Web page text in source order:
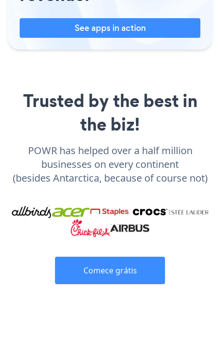
See apps in action
Trusted by the best in
the biz!
POWR has helped over a half million
businesses on every continent
(besides Antarctica, because of course not)
Comece grátis